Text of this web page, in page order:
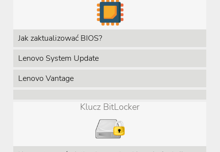
Jak zaktualizować BIOS?
Lenovo System Update
Lenovo Vantage
Klucz BitLocker